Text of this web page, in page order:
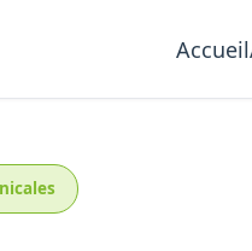
Accueil